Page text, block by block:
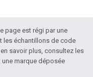
page est régi par une
les échantillons de code
en savoir plus, consultez les
une marque déposée